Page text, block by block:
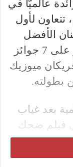
عالميًّا في
تتعاون لأول
الأفضل
مبيعاً في الشرق الأوسط والحائز على 7 جوائز
و6 جوائز “أفريكان ميوزيك
بطولته.
بعد غياب
فيلم ضحك
عمر